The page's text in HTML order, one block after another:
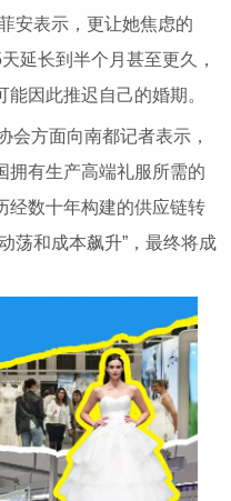
安表示，更让她焦虑的
延长到半个月甚至更久，
因此推迟自己的婚期。
会方面向南都记者表示，
拥有生产高端礼服所需的
经数十年构建的供应链转
荡和成本飙升”，最终将成